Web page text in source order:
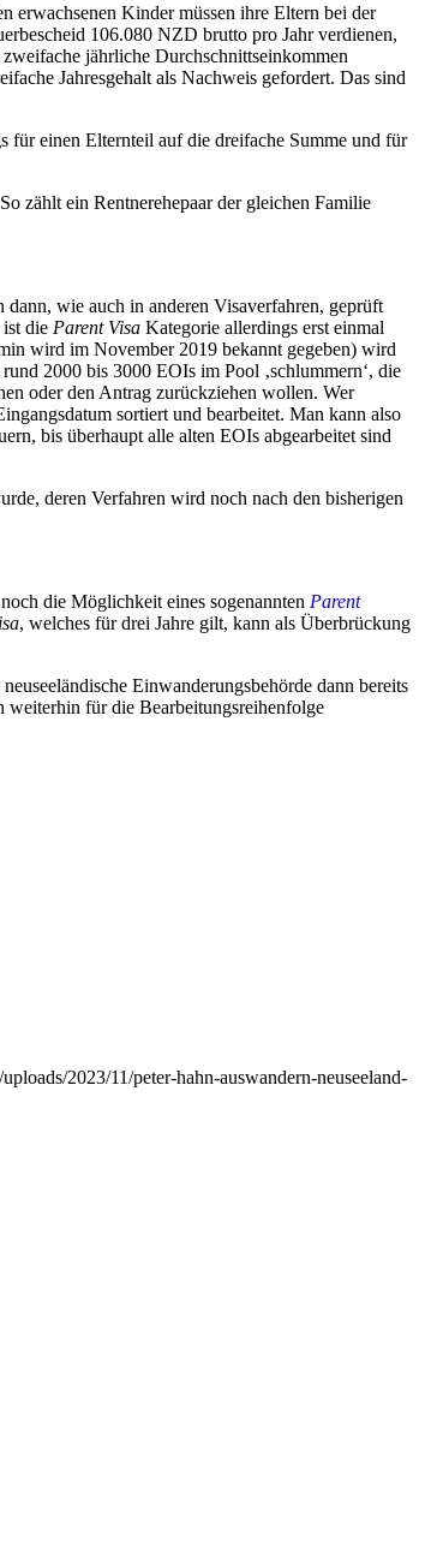
erwachsenen Kinder müssen ihre Eltern bei der
106.080 NZD brutto pro Jahr verdienen,
jährliche Durchschnittseinkommen
Jahresgehalt als Nachweis gefordert. Das sind
für einen Elternteil auf die dreifache Summe und für
zählt ein Rentnerehepaar der gleichen Familie
wie auch in anderen Visaverfahren, geprüft
die Parent Visa Kategorie allerdings erst einmal
wird im November 2019 bekannt gegeben) wird
2000 bis 3000 EOIs im Pool ‚schlummern‘, die
oder den Antrag zurückziehen wollen. Wer
sortiert und bearbeitet. Man kann also
bis überhaupt alle alten EOIs abgearbeitet sind
deren Verfahren wird noch nach den bisherigen
die Möglichkeit eines sogenannten Parent
, welches für drei Jahre gilt, kann als Überbrückung
Einwanderungsbehörde dann bereits
weiterhin für die Bearbeitungsreihenfolge
2023/11/peter-hahn-auswandern-neuseeland-